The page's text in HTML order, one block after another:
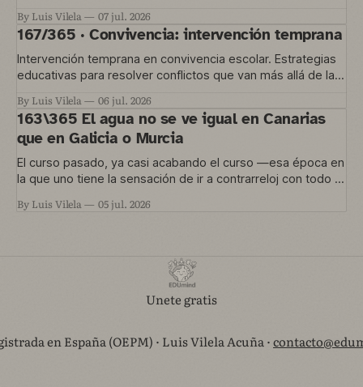
By Luis Vilela 07 jul. 2026
167/365 · Convivencia: intervención temprana
Intervención temprana en convivencia escolar. Estrategias
educativas para resolver conflictos que van más allá de las
By Luis Vilela 06 jul. 2026
163\365 El agua no se ve igual en Canarias
que en Galicia o Murcia
El curso pasado, ya casi acabando el curso —esa época en
la que uno tiene la sensación de ir a contrarreloj con todo lo
proyecto que está en marcha ahora. Una convocatoria de
By Luis Vilela 05 jul. 2026
Unete gratis
en España (OEPM) · Luis Vilela Acuña ·